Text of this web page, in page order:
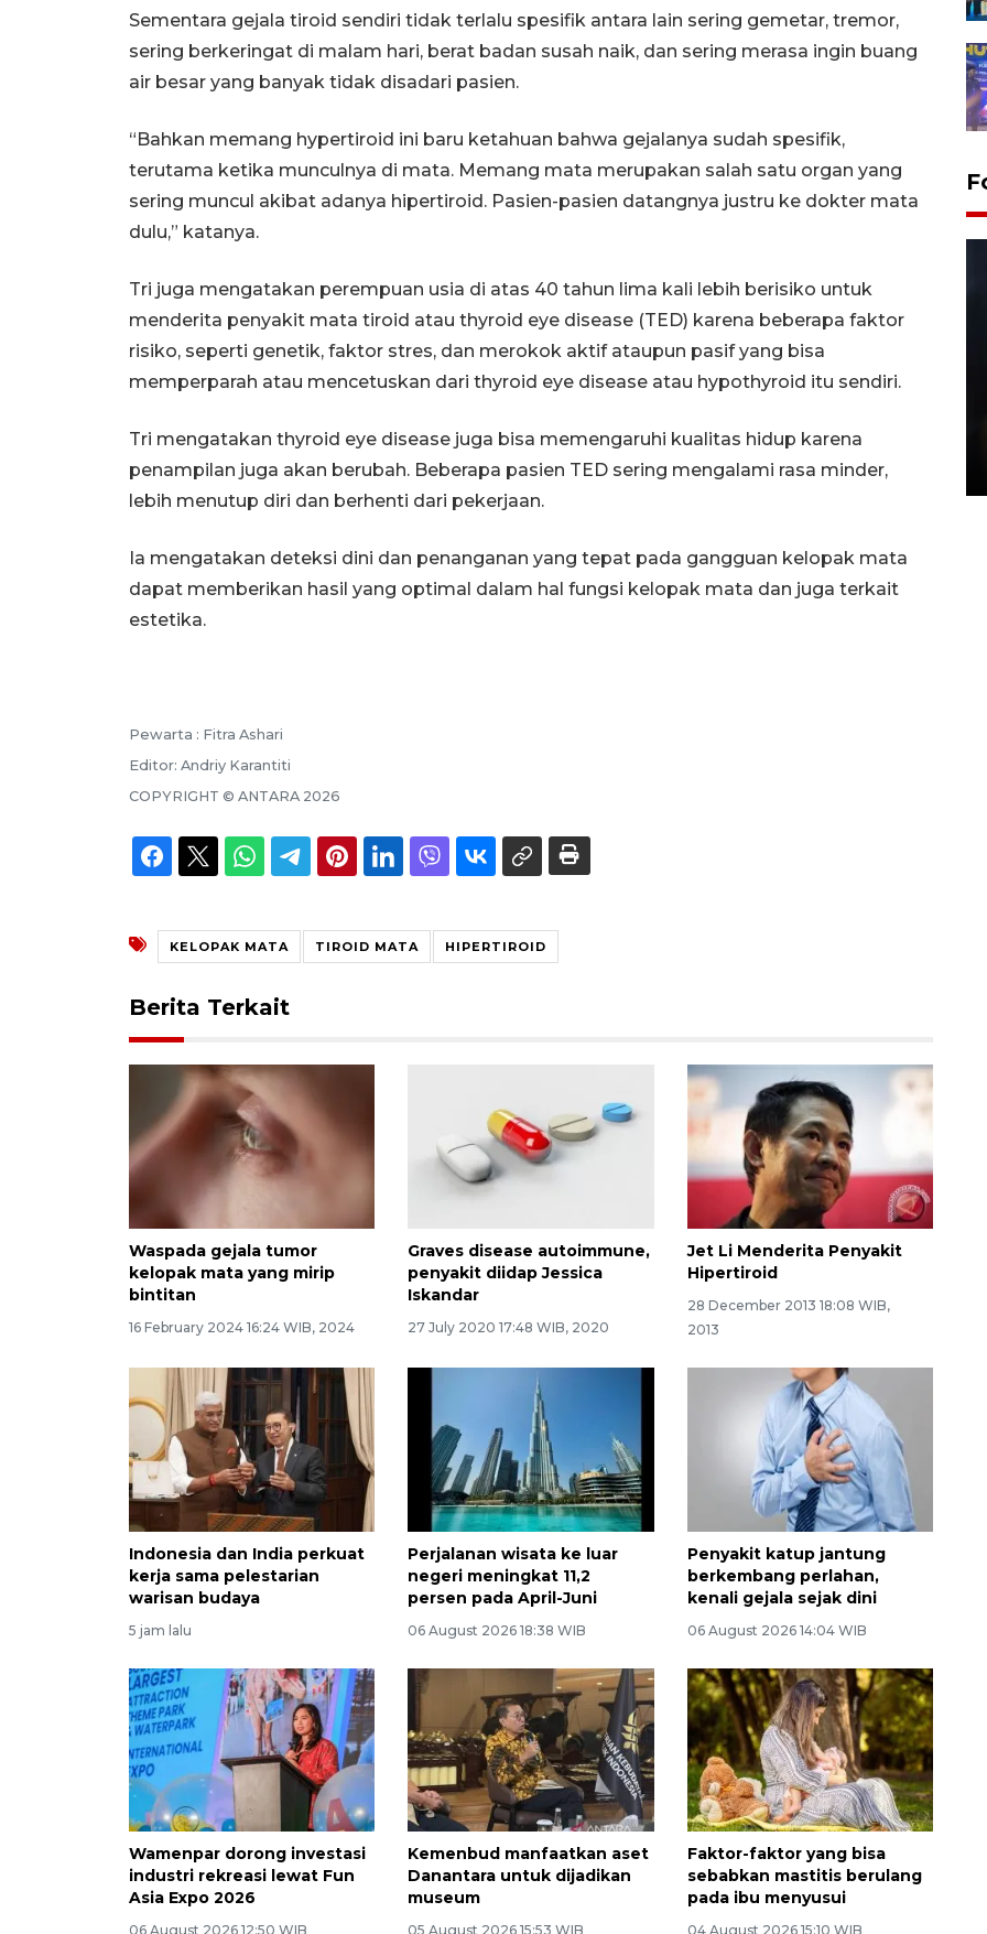
Sementara gejala tiroid sendiri tidak terlalu spesifik antara lain sering gemetar, tremor,
sering berkeringat di malam hari, berat badan susah naik, dan sering merasa ingin buang
air besar yang banyak tidak disadari pasien.
“Bahkan memang hypertiroid ini baru ketahuan bahwa gejalanya sudah spesifik,
terutama ketika munculnya di mata. Memang mata merupakan salah satu organ yang
sering muncul akibat adanya hipertiroid. Pasien-pasien datangnya justru ke dokter mata
dulu,” katanya.
Tri juga mengatakan perempuan usia di atas 40 tahun lima kali lebih berisiko untuk
menderita penyakit mata tiroid atau thyroid eye disease (TED) karena beberapa faktor
risiko, seperti genetik, faktor stres, dan merokok aktif ataupun pasif yang bisa
memperparah atau mencetuskan dari thyroid eye disease atau hypothyroid itu sendiri.
Tri mengatakan thyroid eye disease juga bisa memengaruhi kualitas hidup karena
penampilan juga akan berubah. Beberapa pasien TED sering mengalami rasa minder,
lebih menutup diri dan berhenti dari pekerjaan.
Ia mengatakan deteksi dini dan penanganan yang tepat pada gangguan kelopak mata
dapat memberikan hasil yang optimal dalam hal fungsi kelopak mata dan juga terkait
estetika.
Pewarta : Fitra Ashari
Editor: Andriy Karantiti
COPYRIGHT © ANTARA 2026
KELOPAK MATA TIROID MATA HIPERTIROID
Berita Terkait
Waspada gejala tumor
kelopak mata yang mirip
bintitan
16 February 2024 16:24 WIB, 2024
Graves disease autoimmune,
penyakit diidap Jessica
Iskandar
27 July 2020 17:48 WIB, 2020
Jet Li Menderita Penyakit
Hipertiroid
28 December 2013 18:08 WIB,
2013
Indonesia dan India perkuat
kerja sama pelestarian
warisan budaya
5 jam lalu
Perjalanan wisata ke luar
negeri meningkat 11,2
persen pada April-Juni
06 August 2026 18:38 WIB
Penyakit katup jantung
berkembang perlahan,
kenali gejala sejak dini
06 August 2026 14:04 WIB
Wamenpar dorong investasi
industri rekreasi lewat Fun
Asia Expo 2026
06 August 2026 12:50 WIB
Kemenbud manfaatkan aset
Danantara untuk dijadikan
museum
05 August 2026 15:53 WIB
Faktor-faktor yang bisa
sebabkan mastitis berulang
pada ibu menyusui
04 August 2026 15:10 WIB
di Satpas Polresta Palu
15 July 2026 14:08 WIB